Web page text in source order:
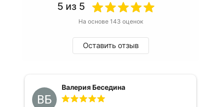
5 из 5
На основе 143 оценок
Оставить отзыв
ВБ
Валерия Беседина